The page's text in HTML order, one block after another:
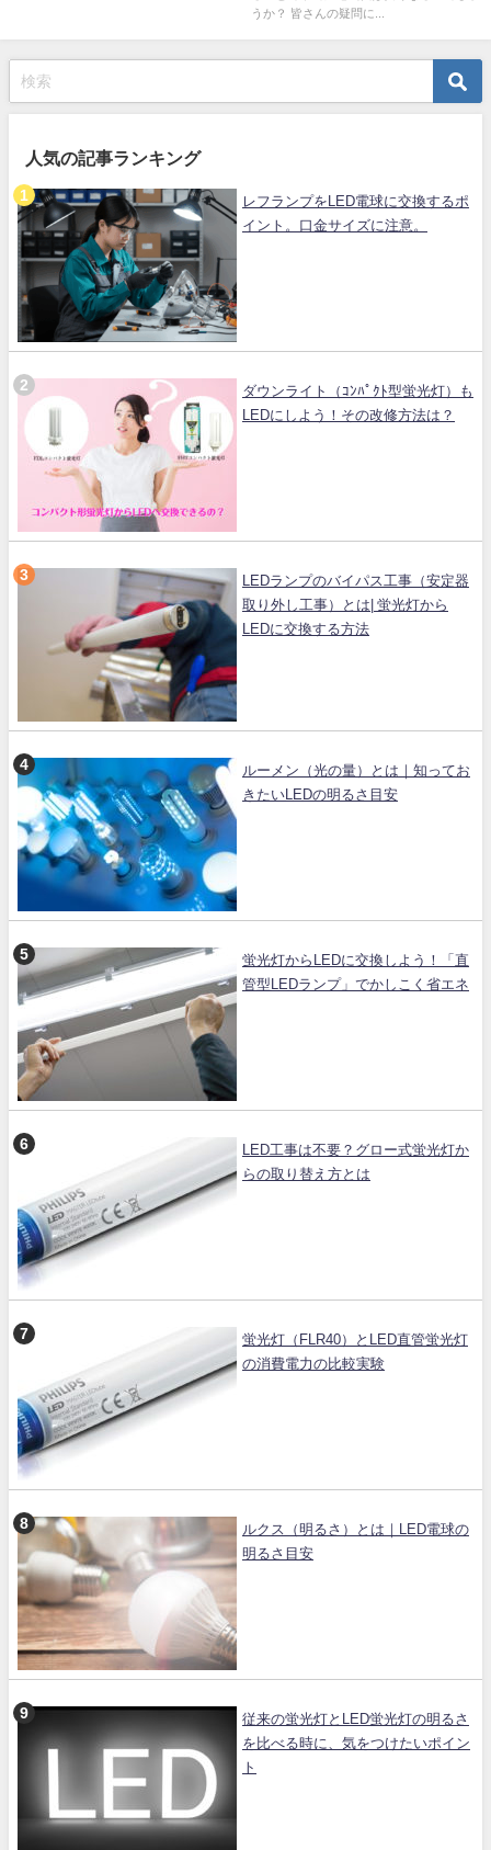
うか？ 皆さんの疑問に...
人気の記事ランキング
レフランプをLED電球に交換するポ
イント。口金サイズに注意。
ダウンライト（ｺﾝﾊﾟｸﾄ型蛍光灯）も
LEDにしよう！その改修方法は？
LEDランプのバイパス工事（安定器
取り外し工事）とは| 蛍光灯から
LEDに交換する方法
ルーメン（光の量）とは｜知ってお
きたいLEDの明るさ目安
蛍光灯からLEDに交換しよう！「直
管型LEDランプ」でかしこく省エネ
LED工事は不要？グロー式蛍光灯か
らの取り替え方とは
蛍光灯（FLR40）とLED直管蛍光灯
の消費電力の比較実験
ルクス（明るさ）とは｜LED電球の
明るさ目安
従来の蛍光灯とLED蛍光灯の明るさ
を比べる時に、気をつけたいポイン
ト